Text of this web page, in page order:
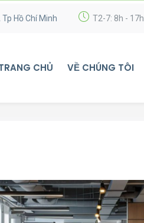
Hồ Chí Minh T2-7: 8h - 17h
CHỦ VỀ CHÚNG TÔI